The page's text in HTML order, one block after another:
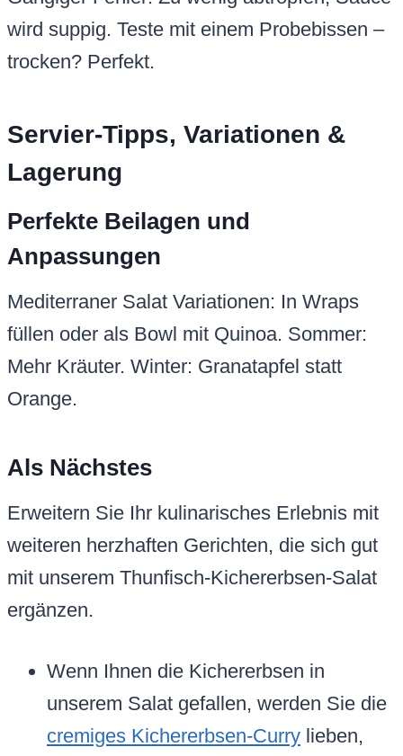
wird suppig. Teste mit einem Probebissen –
trocken? Perfekt.
Servier-Tipps, Variationen &
Lagerung
Perfekte Beilagen und
Anpassungen
Mediterraner Salat Variationen: In Wraps
füllen oder als Bowl mit Quinoa. Sommer:
Mehr Kräuter. Winter: Granatapfel statt
Orange.
Als Nächstes
Erweitern Sie Ihr kulinarisches Erlebnis mit
weiteren herzhaften Gerichten, die sich gut
mit unserem Thunfisch-Kichererbsen-Salat
ergänzen.
Wenn Ihnen die Kichererbsen in
unserem Salat gefallen, werden Sie die
cremiges Kichererbsen-Curry lieben,